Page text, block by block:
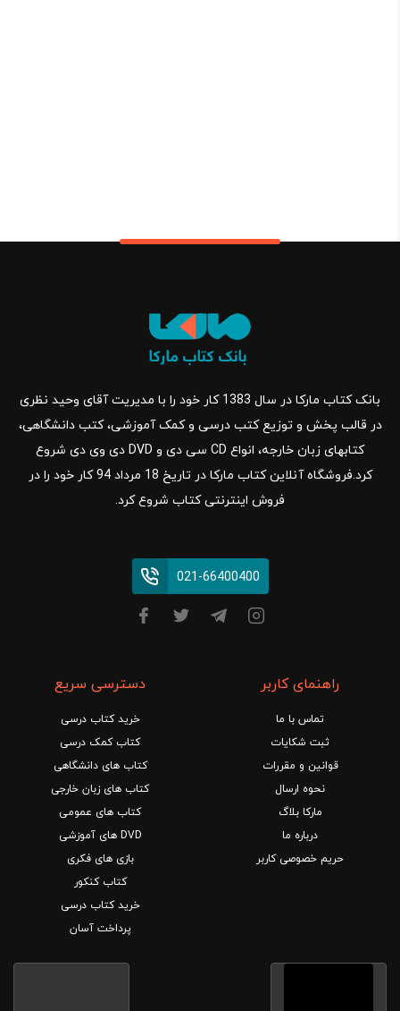
بانک کتاب مارکا در سال 1383 کار خود را با مدیریت آقای وحید نظری
در قالب پخش و توزیع کتب درسی و کمک آموزشی، کتب دانشگاهی،
کتابهای زبان خارجه، انواع CD سی دی و DVD دی وی دی شروع
کرد.فروشگاه آنلاین کتاب مارکا در تاریخ 18 مرداد 94 کار خود را در
فروش اینترنتی کتاب شروع کرد.
021-66400400
راهنمای کاربر
تماس با ما
ثبت شکایات
قوانین و مقررات
نحوه ارسال
مارکا بلاگ
درباره ما
حریم خصوصی کاربر
دسترسی سریع
خرید کتاب درسی
کتاب کمک درسی
کتاب های دانشگاهی
کتاب های زبان خارجی
کتاب های عمومی
DVD های آموزشی
بازی های فکری
کتاب کنکور
خرید کتاب درسی
پرداخت آسان